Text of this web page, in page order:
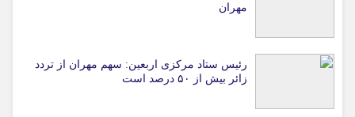
مهران
رئیس ستاد مرکزی اربعین: سهم مهران از تردد
زائر بیش از ۵۰ درصد است